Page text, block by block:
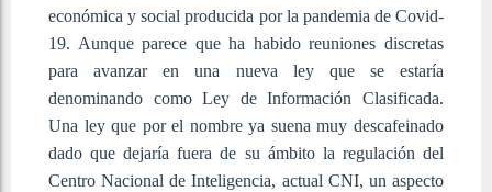
económica y social producida por la pandemia de Covid-
19. Aunque parece que ha habido reuniones discretas
para avanzar en una nueva ley que se estaría
denominando como Ley de Información Clasificada.
Una ley que por el nombre ya suena muy descafeinado
dado que dejaría fuera de su ámbito la regulación del
Centro Nacional de Inteligencia, actual CNI, un aspecto